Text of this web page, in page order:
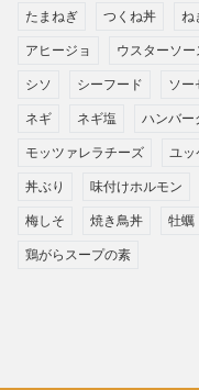
たまねぎ つくね丼 ね
アヒージョ ウスターソー
シソ シーフード ソー
ネギ ネギ塩 ハンバー
モッツァレラチーズ ユッ
丼ぶり 味付けホルモン
梅しそ 焼き鳥丼 牡蠣
鶏がらスープの素